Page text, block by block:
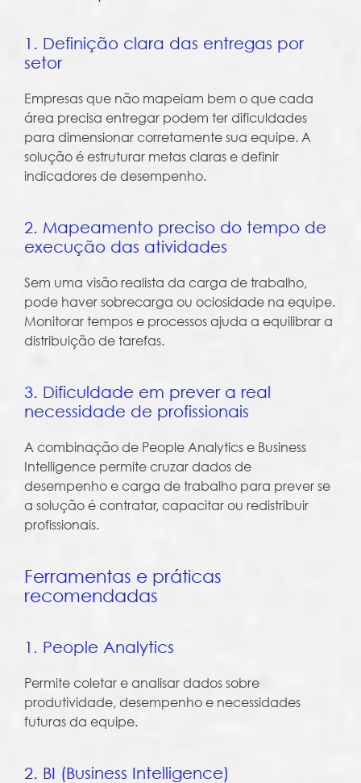
1. Definição clara das entregas por
setor
Empresas que não mapeiam bem o que cada
área precisa entregar podem ter dificuldades
para dimensionar corretamente sua equipe. A
solução é estruturar metas claras e definir
indicadores de desempenho.
2. Mapeamento preciso do tempo de
execução das atividades
Sem uma visão realista da carga de trabalho,
pode haver sobrecarga ou ociosidade na equipe.
Monitorar tempos e processos ajuda a equilibrar a
distribuição de tarefas.
3. Dificuldade em prever a real
necessidade de profissionais
A combinação de People Analytics e Business
Intelligence permite cruzar dados de
desempenho e carga de trabalho para prever se
a solução é contratar, capacitar ou redistribuir
profissionais.
Ferramentas e práticas
recomendadas
1. People Analytics
Permite coletar e analisar dados sobre
produtividade, desempenho e necessidades
futuras da equipe.
2. BI (Business Intelligence)